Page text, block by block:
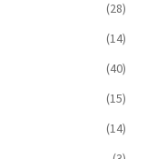
(28)
(14)
(40)
(15)
(14)